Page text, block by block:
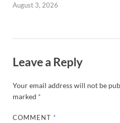
August 3, 2026
Leave a Reply
Your email address will not be
marked *
COMMENT *